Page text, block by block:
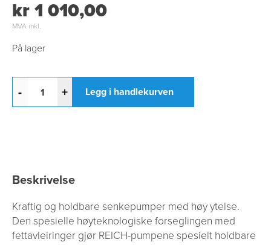
kr 1 010,00
MVA inkl.
På lager
- + Legg i handlekurven
Beskrivelse
Kraftig og holdbare senkepumper med høy ytelse.
Den spesielle høyteknologiske forseglingen med
fettavleiringer gjør REICH-pumpene spesielt holdbare